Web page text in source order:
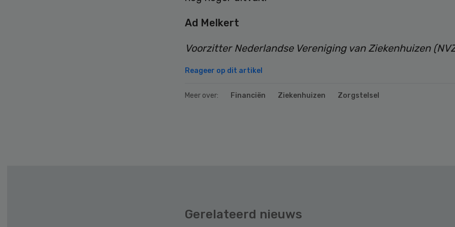
Ad Melkert
Voorzitter Nederlandse Vereniging van Ziekenhuizen
Reageer op dit artikel
Meer over: Financiën Ziekenhuizen Zorgstelsel
Gerelateerd nieuws